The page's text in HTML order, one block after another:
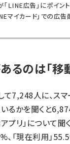
「LINE広告」にポイン
マイカード」での広
るのは「移
て7,248人に、スマ
るかを聞くと
プリ」について聞
、「現在利用」